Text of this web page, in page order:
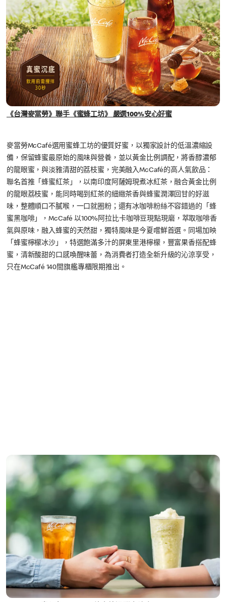
《台灣麥當勞》聯手《蜜蜂工坊》 嚴選100%安心好蜜
麥當勞McCafé選用蜜蜂工坊的優質好蜜，以獨家設計的低溫濃縮設
備，保留蜂蜜最原始的風味與營養，並以黃金比例調配，將香醇濃郁
的龍眼蜜，與淡雅清甜的荔枝蜜，完美融入McCafé的高人氣飲品：
聯名首推「蜂蜜紅茶」，以南印度阿薩姆現煮冰紅茶，融合黃金比例
的龍眼荔枝蜜，能同時喝到紅茶的細緻茶香與蜂蜜潤澤回甘的好滋
味，整體順口不膩喉，一口就圈粉；還有冰咖啡粉絲不容錯過的「蜂
蜜黑咖啡」，McCafé 以100%阿拉比卡咖啡豆現點現磨，萃取咖啡香
氣與原味，融入蜂蜜的天然甜，獨特風味是今夏嚐鮮首選。同場加映
「蜂蜜檸檬冰沙」，特選飽滿多汁的屏東里港檸檬，豐富果香搭配蜂
蜜，清新酸甜的口感喚醒味蕾，為消費者打造全新升級的沁涼享受，
只在McCafé 140間旗艦專櫃限期推出。